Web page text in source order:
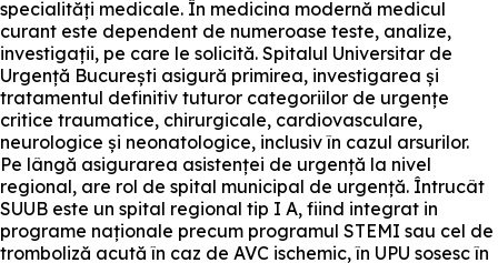
specialități medicale. În medicina modernă medicul
curant este dependent de numeroase teste, analize,
investigații, pe care le solicită. Spitalul Universitar de
Urgență București asigură primirea, investigarea și
tratamentul definitiv tuturor categoriilor de urgențe
critice traumatice, chirurgicale, cardiovasculare,
neurologice și neonatologice, inclusiv în cazul arsurilor.
Pe lângă asigurarea asistenței de urgență la nivel
regional, are rol de spital municipal de urgență. Întrucât
SUUB este un spital regional tip I A, fiind integrat in
programe naționale precum programul STEMI sau cel de
tromboliză acută în caz de AVC ischemic, în UPU sosesc în